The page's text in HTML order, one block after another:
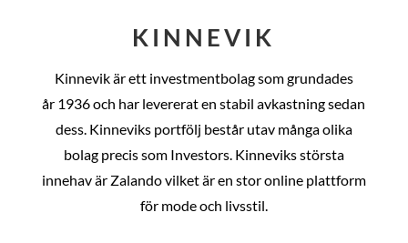
KINNEVIK
Kinnevik är ett investmentbolag som grundades
år 1936 och har levererat en stabil avkastning sedan
dess. Kinneviks portfölj består utav många olika
bolag precis som Investors. Kinneviks största
innehav är Zalando vilket är en stor online plattform
för mode och livsstil.